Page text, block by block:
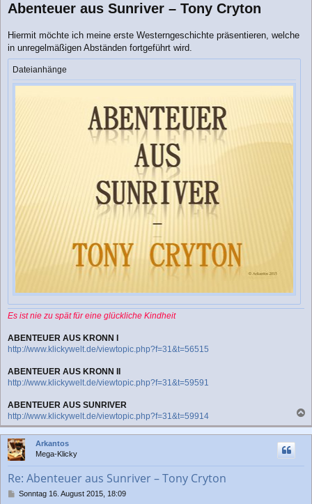
i
a
g
Abenteuer aus Sunriver – Tony Cryton
Hiermit möchte ich meine erste Westerngeschichte präsentieren, welche
in unregelmäßigen Abständen fortgeführt wird.
Dateianhänge
Es ist nie zu spät für eine glückliche Kindheit
ABENTEUER AUS KRONN I
http://www.klickywelt.de/viewtopic.php?f=31&t=56515
ABENTEUER AUS KRONN II
http://www.klickywelt.de/viewtopic.php?f=31&t=59591
ABENTEUER AUS SUNRIVER
http://www.klickywelt.de/viewtopic.php?f=31&t=59914
a
c
Arkantos
Mega-Klicky
Re: Abenteuer aus Sunriver – Tony Cryton
BSonntag 16. August 2015, 18:09